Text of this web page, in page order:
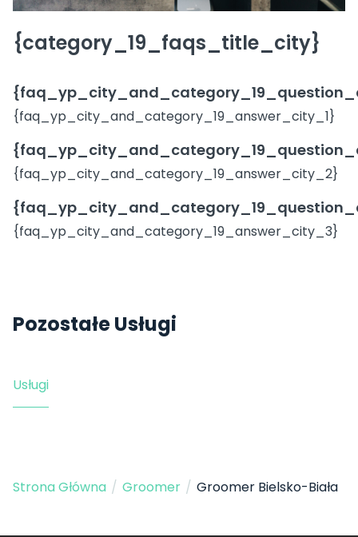
{category_19_faqs_title_city}
{faq_yp_city_and_category_19_answer_city_1}
{faq_yp_city_and_category_19_answer_city_2}
{faq_yp_city_and_category_19_answer_city_3}
Pozostałe Usługi
Usługi
Strona Główna / Groomer / Groomer Bielsko-Biała